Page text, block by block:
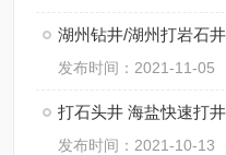
湖州钻井/湖州打岩石
发布时间：2021-11-05
打石头井 海盐快速打
发布时间：2021-10-13